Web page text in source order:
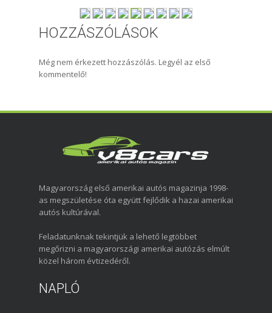
HOZZÁSZÓLÁSOK
Még nem érkezett hozzászólás. Legyél az első
kommentelő!
Magyarország első amerikai autós magazinja 1998-
as megszületése óta együtt fejlődik a hazai amerikai
autós kultúrával.
Feladatunknak tekintjük a lehető legtöbbet
megőrizni a magyarországi amerikai autózás elmúlt
közel három évtizedéről.
NAPLÓ